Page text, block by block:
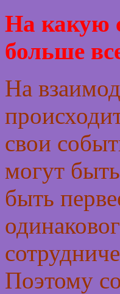
На какую
больше
На
свои
могут
быть
Поэтому